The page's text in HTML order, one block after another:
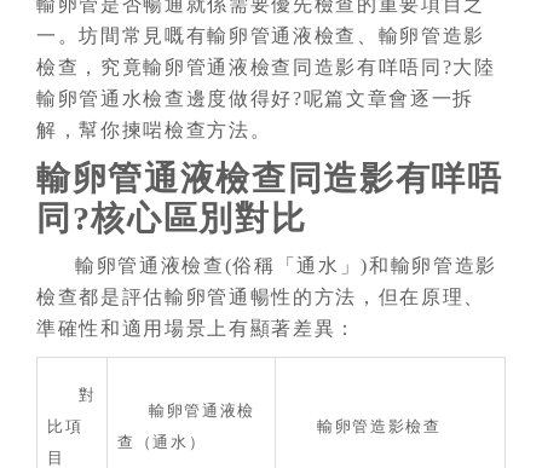
輸卵管是否暢通就係需要優先檢查的重要項目之
一。坊間常見嘅有輸卵管通液檢查、輸卵管造影
檢查，究竟輸卵管通液檢查同造影有咩唔同?大陸
輸卵管通水檢查邊度做得好?呢篇文章會逐一拆
解，幫你揀啱檢查方法。
輸卵管通液檢查同造影有咩唔
同?核心區別對比
輸卵管通液檢查(俗稱「通水」)和輸卵管造影
檢查都是評估輸卵管通暢性的方法，但在原理、
準確性和適用場景上有顯著差異：
對
比項
目
輸卵管通液檢
查（通水）
輸卵管造影檢查